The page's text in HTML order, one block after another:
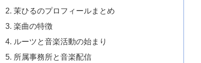
茉ひるのプロフィールまとめ
楽曲の特徴
ルーツと音楽活動の始まり
所属事務所と音楽配信